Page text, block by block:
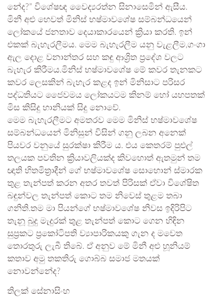
නේද?” විශේෂඥ වෛද්‍යරත්න සිනාසෙමින් ඇසීය.
මිනී අළු හෙවත් මිනිස් භෂ්මාවශේෂ සම්බන්ධයෙන්
ලෝකයේ ජනතාව දෙයාකාරයෙන් ක්‍රියා කරති. ඉන්
එකක් බැහැරලීමය. මෙම බැහැරලීම යනු වැළලීම,ගංගා
ඇල දොළ වනාන්තර සහ කඳු ආශ්‍රිත ප්‍රදේශ වලට
බැහැර කිරීමය.මිනිස් භෂ්මාවශේෂ මේ කවර තැනකට
කවර ලෙසකින් බැහැර කළද ඉන් මිනිසාට පරිසර
පද්ධතියට ජෛවමය ලෝකයටම කිනම් හෝ යහපතක්
මිස කිසිදු හානියක් සිදු නොවේ.
මෙම බැහැරලීමට අමතරව මෙම මිනිස් භෂ්මාවශේෂ
සම්බන්ධයෙන් මිනිසුන් විසින් ගනු ලබන අනෙක්
පියවර වනුයේ සුරක්ෂා කිරීම ය. එය කෙතරම් පුළුල්
තලයක පවතින ක්‍රියාවලියක්ද කිවහොත් ඇතමුන් තම
ඥාති හිතමිත්‍රාදීන් ගේ භෂ්මාවශේෂ සොහොන් ස්මාරක
තුළ තැන්පත් කරන අතර තවත් පිරිසක් ඒවා විශේෂිත
බඳුන්වල තැන්පත් කොට තම නිවෙස් තුළම තබා
ගනිති.තම මා පියන්ගේ භෂ්මාවශේෂ නිවස ඉදිරිපිට
තැනූ බුදු මැදුරක් තුළ තැන්පත් කොට ගෙන හිඳින
සුප්‍රකට ප්‍රකෝටිපති ව්‍යාපාරිකයකු ගැන ද මවෙත
තොරතුරු ලැබී තිබේ. ඒ අනුව මේ මිනී අළු හූනියම්
කතාව අමු තකතිරු ගොබ්බ සමාජ මතයක්
නොවන්නේද?
තිලක් සේනාසිංහ